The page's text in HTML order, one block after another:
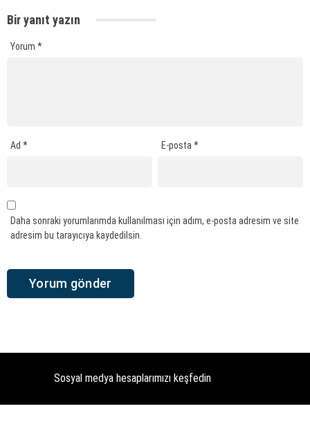
Bir yanıt yazın
Yorum *
Ad * E-posta*
Daha sonraki yorumlarımda kullanılması için adım, e-posta adresim ve site
adresim bu tarayıcıya kaydedilsin.
Sosyal medya hesaplarımızı keşfedin